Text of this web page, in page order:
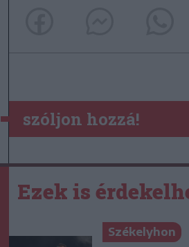
szóljon hozzá!
Ezek is
Székelyhon